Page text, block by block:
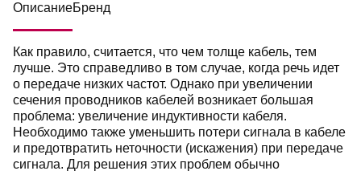
ОписаниеБренд
Как правило, считается, что чем толще кабель, тем
лучше. Это справедливо в том случае, когда речь идет
о передаче низких частот. Однако при увеличении
сечения проводников кабелей возникает большая
проблема: увеличение индуктивности кабеля.
Необходимо также уменьшить потери сигнала в кабеле
и предотвратить неточности (искажения) при передаче
сигнала. Для решения этих проблем обычно